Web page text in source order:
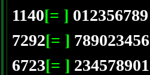
1140[= ] 012356789
7292[= ] 789023456
6723[= ] 234578901